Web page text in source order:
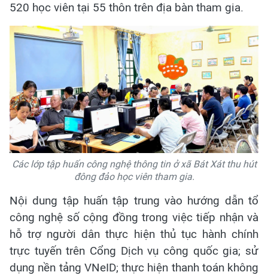
520 học viên tại 55 thôn trên địa bàn tham gia.
Các lớp tập huấn công nghệ thông tin ở xã Bát Xát thu hút
đông đảo học viên tham gia.
Nội dung tập huấn tập trung vào hướng dẫn tổ
công nghệ số cộng đồng trong việc tiếp nhận và
hỗ trợ người dân thực hiện thủ tục hành chính
trực tuyến trên Cổng Dịch vụ công quốc gia; sử
dụng nền tảng VNeID; thực hiện thanh toán không